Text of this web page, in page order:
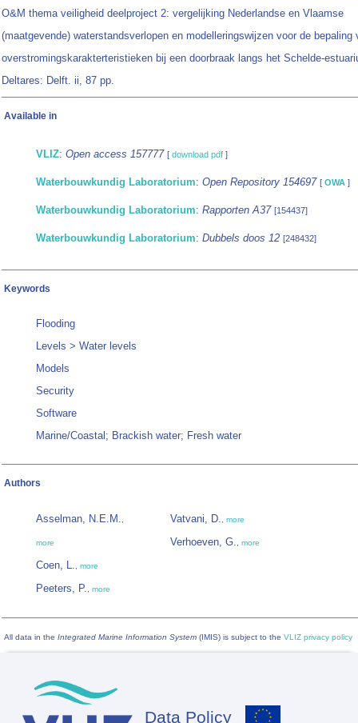
O&M thema veiligheid deelproject 2: vergelijking Nederlandse en Vlaamse
(maatgevende) waterstandsverlopen en modelleringswijzen voor de bepaling
overstromingskarakterteristieken bij een doorbraak langs het Schelde-
Deltares: Delft. ii, 87 pp.
Available in
VLIZ: Open access 157777 [ download pdf ]
Waterbouwkundig Laboratorium: Open Repository 154697 [ OWA ]
Waterbouwkundig Laboratorium: Rapporten A37 [154437]
Waterbouwkundig Laboratorium: Dubbels doos 12 [248432]
Keywords
Flooding
Levels > Water levels
Models
Security
Software
Marine/Coastal; Brackish water; Fresh water
Authors
Asselman, N.E.M.,
more
Coen, L., more
Peeters, P., more
Vatvani, D., more
Verhoeven, G., more
All data in the Integrated Marine Information System (IMIS) is subject to the VLIZ privacy policy
Data Policy